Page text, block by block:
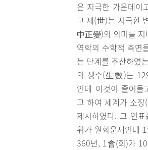
은 지극한 가운데이
고 세(世)는 지극한
中正變)의 의미를 지
역학의 수학적 측면
는 단계를 추산하였
의 생수(生數)는
인데 이것이 줄어들
고 하여 세계가 소
제시하였다. 그 연
위가 원회운세인데
360년, 1會(회)가